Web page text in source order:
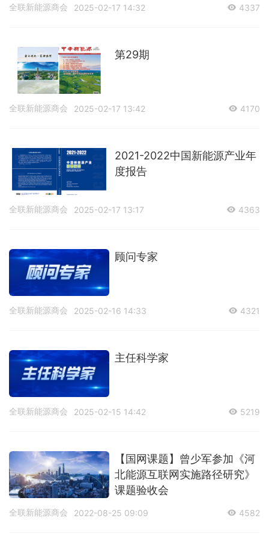
全联新能源商会 2025-02-17 14:32 4337
第29期
全联新能源商会 2025-02-17 13:42 4170
2021-2022中国新能源产业年
度报告
全联新能源商会 2025-02-17 13:17 4363
顾问专家
全联新能源商会 2025-02-16 14:33 4321
主任科学家
全联新能源商会 2025-02-15 14:42 5219
【国网课题】曾少军参加《河
北能源互联网实施路径研究》
课题验收会
全联新能源商会 2022-08-25 09:09 4582